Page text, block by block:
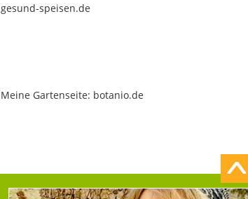
gesund-speisen.de
Meine Gartenseite: botanio.de